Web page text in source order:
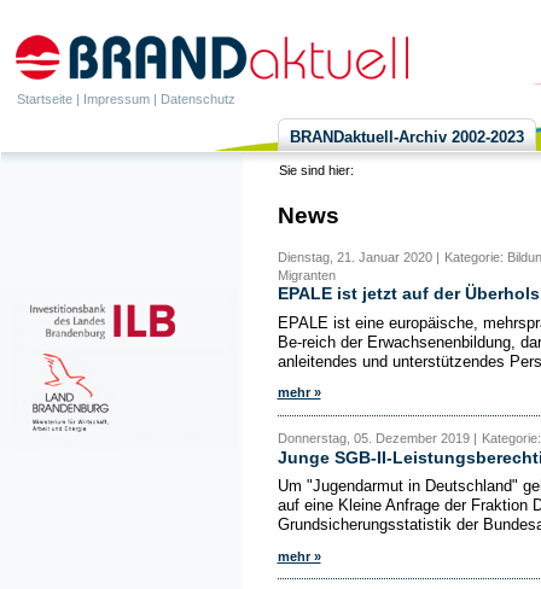
Startseite | Impressum | Datenschutz
BRANDaktuell-Archiv 2002-2023
Sie sind hier:
News
Dienstag, 21. Januar 2020 |
Kategorie:
Migranten
EPALE ist jetzt auf der
EPALE ist eine europäische,
Be-reich der Erwachsenenbildung,
anleitendes und unterstützendes
mehr »
Donnerstag, 05. Dezember 2019 |
Junge SGB-II-
Um "Jugendarmut in Deutschland"
auf eine Kleine Anfrage der Fraktion
Grundsicherungsstatistik der
mehr »